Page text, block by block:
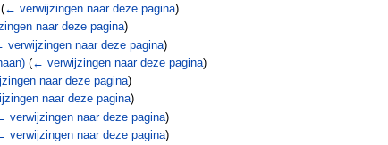
(← verwijzingen naar deze pagina)
naar deze pagina)
verwijzingen naar deze pagina)
(← verwijzingen naar deze pagina)
naar deze pagina)
naar deze pagina)
verwijzingen naar deze pagina)
verwijzingen naar deze pagina)